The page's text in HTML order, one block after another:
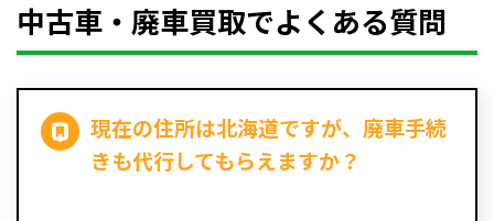
中古車・廃車買取でよくある質問
現在の住所は北海道ですが、廃車手続
きも代行してもらえますか？